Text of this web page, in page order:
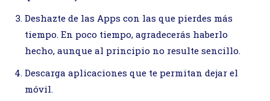
Deshazte de las Apps con las que pierdes más
tiempo. En poco tiempo, agradecerás haberlo
hecho, aunque al principio no resulte sencillo.
Descarga aplicaciones que te permitan dejar el
móvil.